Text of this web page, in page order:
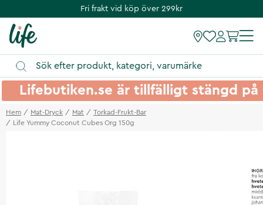
Fri frakt vid köp över 299kr
Lifebutiken.se är tillfälligt stängd
Hem Mat-Dryck Mat
Torkad-Frukt-Bar
Life Yummy Coconut Cubes Org 150g